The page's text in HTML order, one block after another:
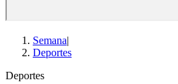
Semana|
Deportes
Deportes